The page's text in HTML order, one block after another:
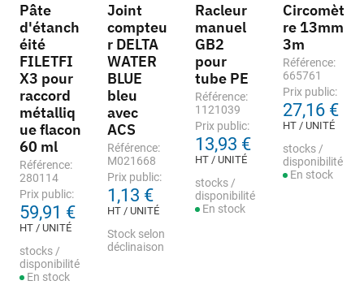
Pâte
d'étanch
éité
FILETFI
X3 pour
raccord
métalliq
ue flacon
60 ml
Référence:
280114
Prix public:
59,91 €
HT / UNITÉ
stocks /
disponibilité
En stock
Joint
compteu
r DELTA
WATER
BLUE
bleu
avec
ACS
Référence:
M021668
Prix public:
1,13 €
HT / UNITÉ
Stock selon
déclinaison
Racleur
manuel
GB2
pour
tube PE
Référence:
1121039
Prix public:
13,93 €
HT / UNITÉ
stocks /
disponibilité
En stock
Circomèt
re 13mm
3m
Référence:
665761
Prix public:
27,16 €
HT / UNITÉ
stocks /
disponibilité
En stock